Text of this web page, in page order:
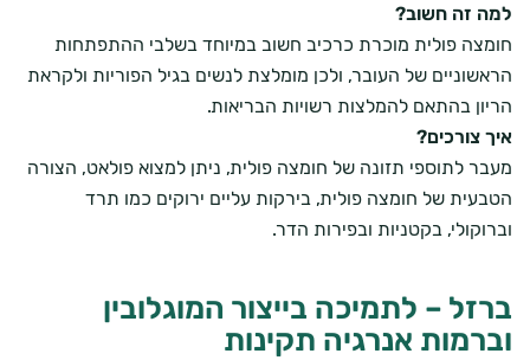
למה זה חשוב?
חומצה פולית מוכרת כרכיב חשוב במיוחד בשלבי ההתפתחות
הראשוניים של העובר, ולכן מומלצת לנשים בגיל הפוריות ולקראת
הריון בהתאם להמלצות רשויות הבריאות.
איך צורכים?
מעבר לתוספי תזונה של חומצה פולית, ניתן למצוא פולאט, הצורה
הטבעית של חומצה פולית, בירקות עליים ירוקים כמו תרד
וברוקולי, בקטניות ובפירות הדר.
ברזל – לתמיכה בייצור המוגלובין
וברמות אנרגיה תקינות